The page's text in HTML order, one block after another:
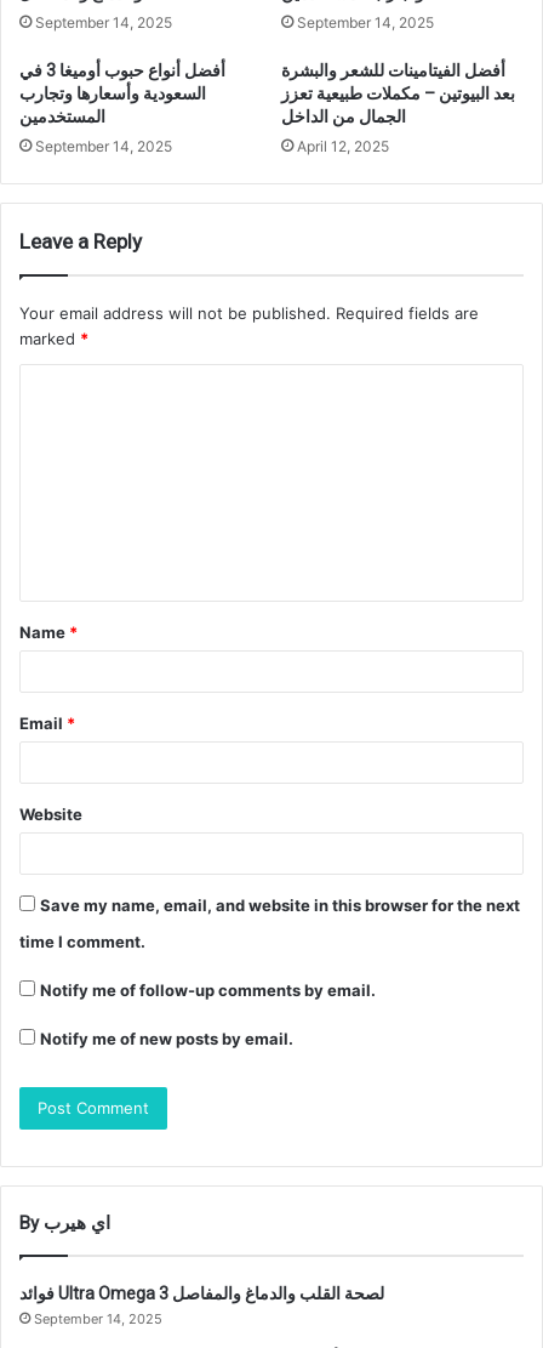
September 14, 2025 September 14, 2025
أفضل أنواع حبوب أوميغا 3 في
السعودية وأسعارها وتجارب
المستخدمين
September 14, 2025
أفضل الفيتامينات للشعر والبشرة
بعد البيوتين – مكملات طبيعية تعزز
الجمال من الداخل
April 12, 2025
Leave a Reply
Your email address will not be published. Required fields are
marked *
t
*
Name *
Email *
Website
Save my name, email, and website in this browser for the next
time I comment.
Notify me of follow-up comments by email.
Notify me of new posts by email.
By اي هيرب
فوائد Ultra Omega 3 لصحة القلب والدماغ والمفاصل
September 14, 2025